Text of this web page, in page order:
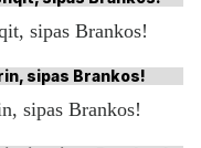
sipas Brankos!
sipas Brankos!